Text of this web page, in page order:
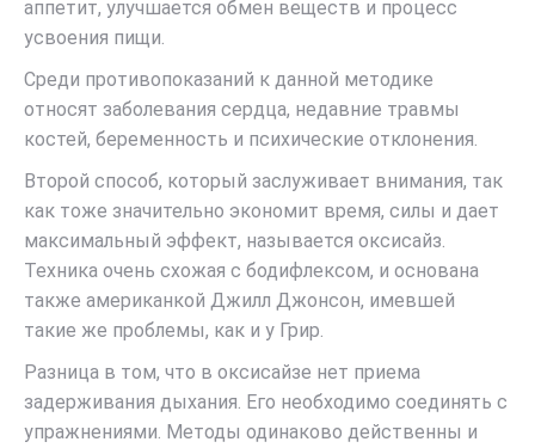
аппетит, улучшается обмен веществ и процесс
усвоения пищи.
Среди противопоказаний к данной методике
относят заболевания сердца, недавние травмы
костей, беременность и психические отклонения.
Второй способ, который заслуживает внимания, так
как тоже значительно экономит время, силы и дает
максимальный эффект, называется оксисайз.
Техника очень схожая с бодифлексом, и основана
также американкой Джилл Джонсон, имевшей
такие же проблемы, как и у Грир.
Разница в том, что в оксисайзе нет приема
задерживания дыхания. Его необходимо соединять с
упражнениями. Методы одинаково действенны и